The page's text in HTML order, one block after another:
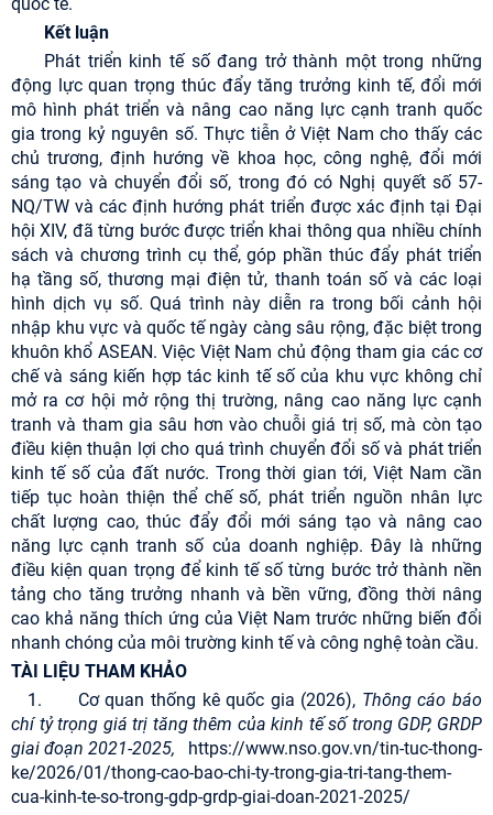
Kết luận
Phát triển kinh tế số đang trở thành một trong những
động lực quan trọng thúc đẩy tăng trưởng kinh tế, đổi mới
mô hình phát triển và nâng cao năng lực cạnh tranh quốc
gia trong kỷ nguyên số. Thực tiễn ở Việt Nam cho thấy các
chủ trương, định hướng về khoa học, công nghệ, đổi mới
sáng tạo và chuyển đổi số, trong đó có Nghị quyết số 57-
NQ/TW và các định hướng phát triển được xác định tại Đại
hội XIV, đã từng bước được triển khai thông qua nhiều chính
sách và chương trình cụ thể, góp phần thúc đẩy phát triển
hạ tầng số, thương mại điện tử, thanh toán số và các loại
hình dịch vụ số. Quá trình này diễn ra trong bối cảnh hội
nhập khu vực và quốc tế ngày càng sâu rộng, đặc biệt trong
khuôn khổ ASEAN. Việc Việt Nam chủ động tham gia các cơ
chế và sáng kiến hợp tác kinh tế số của khu vực không chỉ
mở ra cơ hội mở rộng thị trường, nâng cao năng lực cạnh
tranh và tham gia sâu hơn vào chuỗi giá trị số, mà còn tạo
điều kiện thuận lợi cho quá trình chuyển đổi số và phát triển
kinh tế số của đất nước. Trong thời gian tới, Việt Nam cần
tiếp tục hoàn thiện thể chế số, phát triển nguồn nhân lực
chất lượng cao, thúc đẩy đổi mới sáng tạo và nâng cao
năng lực cạnh tranh số của doanh nghiệp. Đây là những
điều kiện quan trọng để kinh tế số từng bước trở thành nền
tảng cho tăng trưởng nhanh và bền vững, đồng thời nâng
cao khả năng thích ứng của Việt Nam trước những biến đổi
nhanh chóng của môi trường kinh tế và công nghệ toàn cầu.
TÀI LIỆU THAM KHẢO
1. Cơ quan thống kê quốc gia (2026), Thông cáo báo
chí tỷ trọng giá trị tăng thêm của kinh tế số trong GDP, GRDP
giai đoạn 2021-2025,
https://www.nso.gov.vn/tin-tuc-thong-
ke/2026/01/thong-cao-bao-chi-ty-trong-gia-tri-tang-them-
cua-kinh-te-so-trong-gdp-grdp-giai-doan-2021-2025/